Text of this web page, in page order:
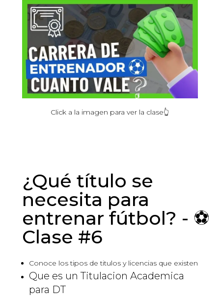
Click a la imagen para ver la clase👆
¿Qué título se
necesita para
entrenar fútbol? - ⚽
Clase #6
Conoce los tipos de titulos y licencias que existen
Que es un Titulacion Academica
para DT